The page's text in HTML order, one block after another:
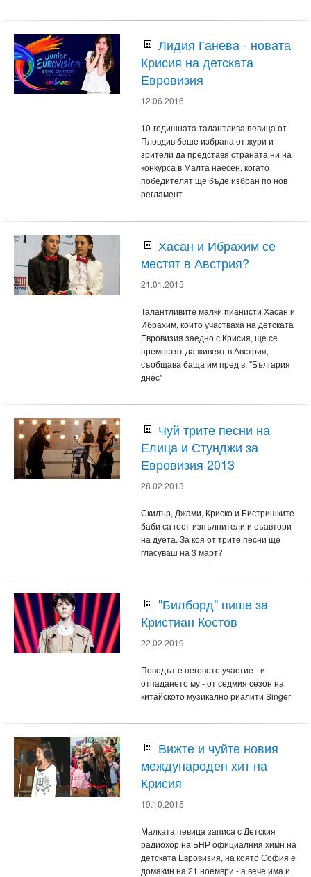
Лидия Ганева - новата
Крисия на детската
Евровизия
12.06.2016
10-годишната талантлива певица от
Пловдив беше избрана от жури и
зрители да представя страната ни на
конкурса в Малта наесен, когато
победителят ще бъде избран по нов
регламент
Хасан и Ибрахим се
местят в Австрия?
21.01.2015
Талантливите малки пианисти Хасан и
Ибрахим, които участваха на детската
Евровизия заедно с Крисия, ще се
преместят да живеят в Австрия,
съобщава баща им пред в. "България
днес"
Чуй трите песни на
Елица и Стунджи за
Евровизия 2013
28.02.2013
Скилър, Джами, Криско и Бистришките
баби са гост-изпълнители и съавтори
на дуета. За коя от трите песни ще
гласуваш на 3 март?
"Билборд" пише за
Кристиан Костов
22.02.2019
Поводът е неговото участие - и
отпадането му - от седмия сезон на
китайското музикално риалити Singer
Вижте и чуйте новия
международен хит на
Крисия
19.10.2015
Малката певица записа с Детския
радиохор на БНР официалния химн на
детската Евровизия, на която София е
домакин на 21 ноември - а вече има и